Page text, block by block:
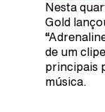
Nesta
Gold
de um
principais
música.